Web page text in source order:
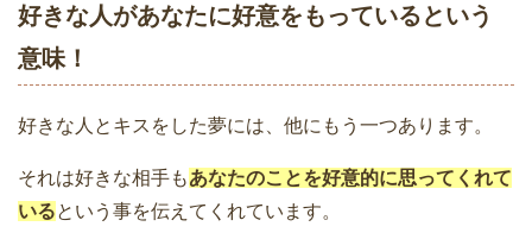
好きな人があなたに好意をもっているという
意味！
好きな人とキスをした夢には、他にもう一つあります。
それは好きな相手もあなたのことを好意的に思ってくれて
いるという事を伝えてくれています。